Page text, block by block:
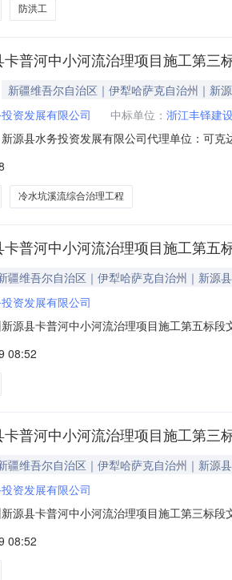
防洪工
普河中小河流治理项目施工第三
新疆维吾尔自治区｜伊犁哈萨克自治州｜新
资发展有限公司 中标单位： 浙江丰铎建
源县水务投资发展有限公司代理单位：可
形式，在新疆维吾尔自治区政务服务和公
荐以下中标候选
冷水坑溪流综合治理工程
普河中小河流治理项目施工第五
疆维吾尔自治区｜伊犁哈萨克自治州｜新源县
资发展有限公司
源县卡普河中小河流治理项目施工第五标
的主要内容新疆伊犁州新源县卡普河中小
，其
08:52
普河中小河流治理项目施工第三
疆维吾尔自治区｜伊犁哈萨克自治州｜新源县
资发展有限公司
源县卡普河中小河流治理项目施工第三标
改的主要内容新疆伊犁州新源县卡普河中
，其
08:52